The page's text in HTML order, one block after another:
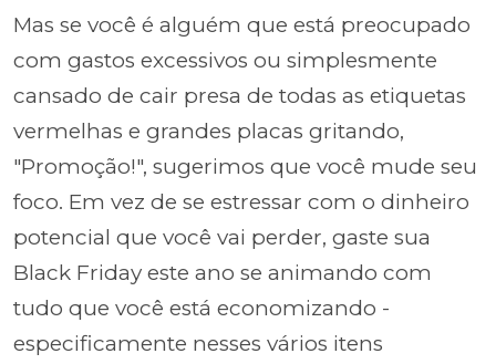
Mas se você é alguém que está preocupado
com gastos excessivos ou simplesmente
cansado de cair presa de todas as etiquetas
vermelhas e grandes placas gritando,
"Promoção!", sugerimos que você mude seu
foco. Em vez de se estressar com o dinheiro
potencial que você vai perder, gaste sua
Black Friday este ano se animando com
tudo que você está economizando -
especificamente nesses vários itens